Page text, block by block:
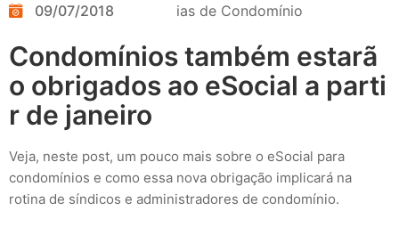
09/07/2018
ias de Condomínio
Condomínios também estarã
o obrigados ao eSocial a parti
r de janeiro
Veja, neste post, um pouco mais sobre o eSocial para
condomínios e como essa nova obrigação implicará na
rotina de síndicos e administradores de condomínio.